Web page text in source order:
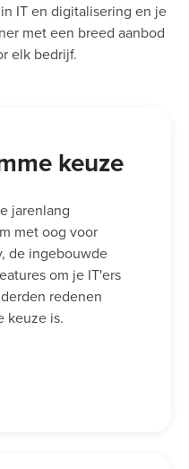
IT en digitalisering en je
met een breed aanbod
elk bedrijf.
keuze
jarenlang
met oog voor
de ingebouwde
om je IT'ers
redenen
keuze is.